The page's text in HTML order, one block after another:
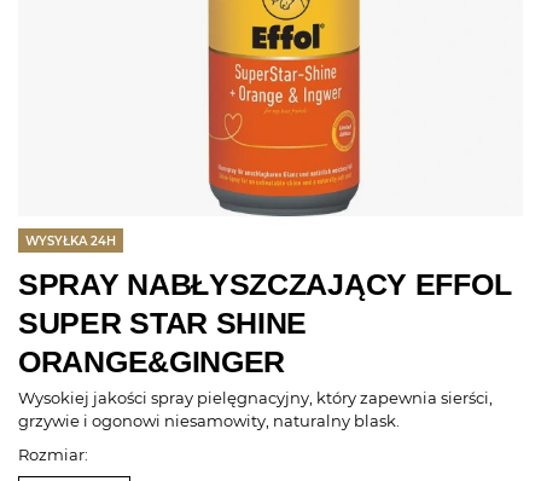
SPRAY NABŁYSZCZAJĄCY EFFOL
SUPER STAR SHINE
ORANGE&GINGER
Wysokiej jakości spray pielęgnacyjny, który zapewnia sierści,
grzywie i ogonowi niesamowity, naturalny blask.
WYSYŁKA 24H
Rozmiar: